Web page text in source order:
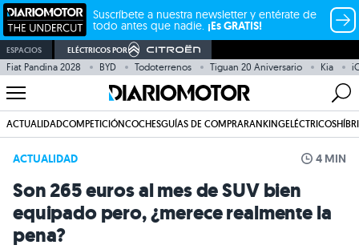
Suscríbete a nuestra newsletter y entérate de
todo antes que nadie. ¡Es GRATIS!
ESPACIOS ELÉCTRICOS POR
Fiat Pandina 2028 BYD Todoterrenos Tiguan 20 Aniversario Kia
ACTUALIDADCOMPETICIÓNCOCHESGUÍAS DE COMPRARANKINGELÉCTRICOS
ACTUALIDAD 4 MIN
Son 265 euros al mes de SUV bien
equipado pero, ¿merece realmente la
pena?